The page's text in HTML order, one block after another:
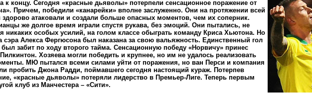
к концу. Сегодня «красные дьяволы» потерпели сенсационное поражение от
Причем, победили «канарейки» вполне заслуженно. Они на протяжении всей
здорово атаковали и создали больше опасных моментов, чем их соперник.
же долгое время играли спустя рукава, без эмоций. Они пытались, не
никаких особых усилий, на голом классе обыграть команду Криса Хьютона. Но
сэра Алекса Фергюсона был наказана за свою вальяжность. Единственный гол
забит по ходу второго тайма. Сенсационную победу «Норвичу» принес
Хозяева могли победить и крупнее, но им не удалось реализовать
МЮ пытался всеми силами уйти от поражения, но ван Перси и компания
пробить Джона Радди, поймавшего сегодня настоящий кураж. Потерпев
«красные дьяволы» потеряли лидерство в Премьер-Лиге. Теперь первым
клуб из Манчестера – «Сити».